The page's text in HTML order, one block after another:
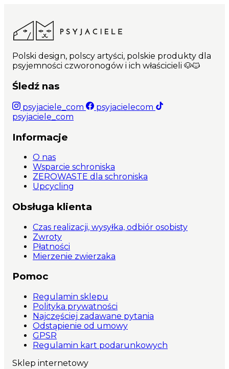
Polski design, polscy artyści, polskie produkty dla
psyjemności czworonogów i ich właścicieli 🐶🐱
Śledź nas
psyjaciele_com
psyjacielecom
psyjaciele_com
Informacje
O nas
Wsparcie schroniska
ZEROWASTE dla schroniska
Upcycling
Obsługa klienta
Czas realizacji, wysyłka, odbiór osobisty
Zwroty
Płatności
Mierzenie zwierzaka
Pomoc
Regulamin sklepu
Polityka prywatności
Najczęściej zadawane pytania
Odstąpienie od umowy
GPSR
Regulamin kart podarunkowych
Sklep internetowy